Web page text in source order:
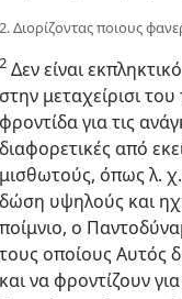
2. Διορίζοντας ποιους
2 Δεν είναι
στην μεταχείρισι
φροντίδα για τις
διαφορετικές από
μισθωτούς, όπως λ.
δώση υψηλούς και
ποίμνιο, ο
τους οποίους Αυτός
και να φροντίζουν